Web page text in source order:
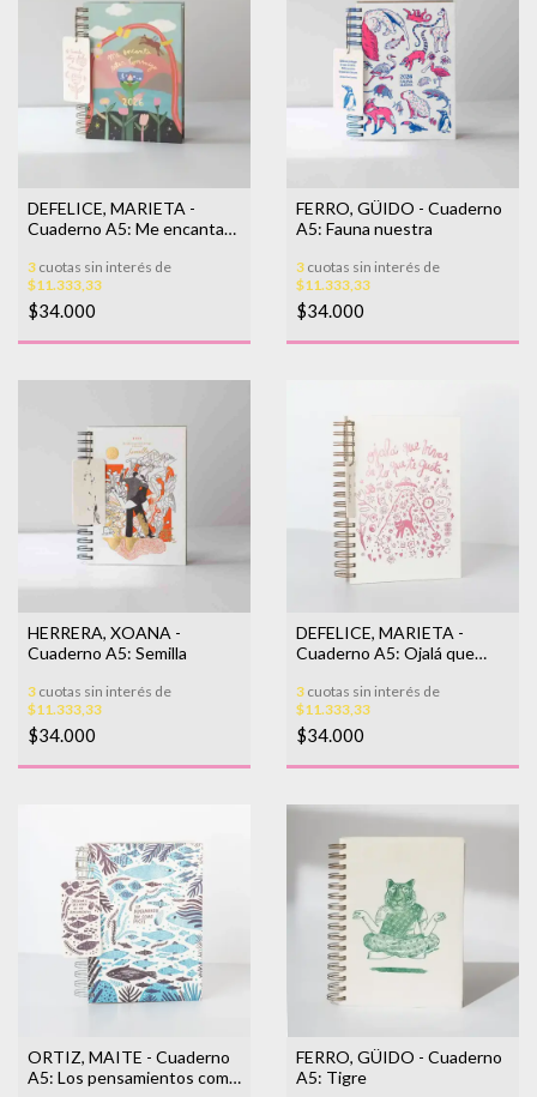
DEFELICE, MARIETA -
Cuaderno A5: Me encanta
3 cuotas sin interés de
$11.333,33
$34.000
FERRO, GÜIDO - Cuaderno
A5: Fauna nuestra
3 cuotas sin interés de
$11.333,33
$34.000
HERRERA, XOANA -
Cuaderno A5: Semilla
3 cuotas sin interés de
$11.333,33
$34.000
DEFELICE, MARIETA -
Cuaderno A5: Ojalá que
3 cuotas sin interés de
$11.333,33
$34.000
ORTIZ, MAITE - Cuaderno
A5: Los pensamientos como
FERRO, GÜIDO - Cuaderno
A5: Tigre